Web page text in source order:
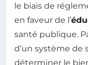
le biais de
en faveur de l’
santé publique.
d’un système de
déterminer le